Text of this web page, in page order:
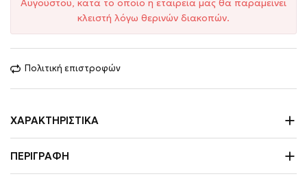
Αυγούστου, κατά το οποίο η εταιρεία μας θα παραμείνει
κλειστή λόγω θερινών διακοπών.
Πολιτική επιστροφών
ΧΑΡΑΚΤΗΡΙΣΤΙΚΆ
ΠΕΡΙΓΡΑΦΉ